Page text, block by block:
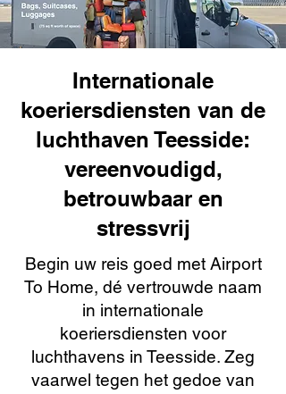
Internationale
koeriersdiensten van de
luchthaven Teesside:
vereenvoudigd,
betrouwbaar en
stressvrij
Begin uw reis goed met Airport
To Home, dé vertrouwde naam
in internationale
koeriersdiensten voor
luchthavens in Teesside. Zeg
vaarwel tegen het gedoe van